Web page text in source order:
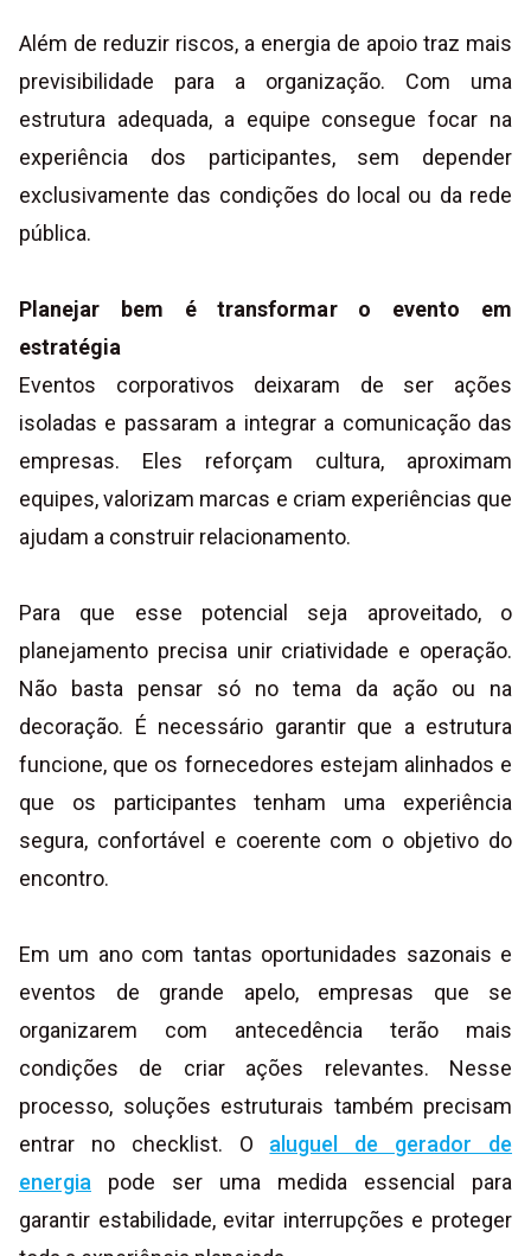
Além de reduzir riscos, a energia de apoio traz mais
previsibilidade para a organização. Com uma
estrutura adequada, a equipe consegue focar na
experiência dos participantes, sem depender
exclusivamente das condições do local ou da rede
pública.
Planejar bem é transformar o evento em
estratégia
Eventos corporativos deixaram de ser ações
isoladas e passaram a integrar a comunicação das
empresas. Eles reforçam cultura, aproximam
equipes, valorizam marcas e criam experiências que
ajudam a construir relacionamento.
Para que esse potencial seja aproveitado, o
planejamento precisa unir criatividade e operação.
Não basta pensar só no tema da ação ou na
decoração. É necessário garantir que a estrutura
funcione, que os fornecedores estejam alinhados e
que os participantes tenham uma experiência
segura, confortável e coerente com o objetivo do
encontro.
Em um ano com tantas oportunidades sazonais e
eventos de grande apelo, empresas que se
organizarem com antecedência terão mais
condições de criar ações relevantes. Nesse
processo, soluções estruturais também precisam
entrar no checklist. O aluguel de gerador de
energia pode ser uma medida essencial para
garantir estabilidade, evitar interrupções e proteger